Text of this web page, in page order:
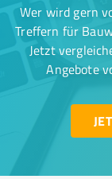
Wer wird gern
Treffern für
Jetzt
Angebote